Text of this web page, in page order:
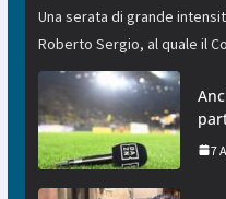
Una serata di grande
Roberto Sergio, al quale il
7